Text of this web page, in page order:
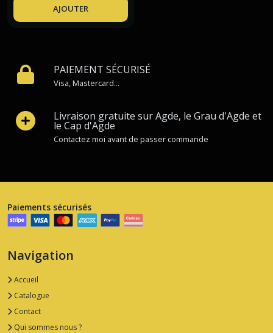
AJOUTER
PAIEMENT SÉCURISÉ
Visa, Mastercard...
Livraison gratuite sur Agde, le Grau d'Agde et
le Cap d'Agde
Contactez moi avant de passer commande
Paiements sécurisés
Navigation
Accueil
Catalogue
Contact
Qui sommes nous ?